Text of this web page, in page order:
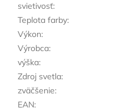
svietivosť:
Teplota farby:
Výkon:
Výrobca:
výška:
Zdroj svetla:
zväčšenie:
EAN: